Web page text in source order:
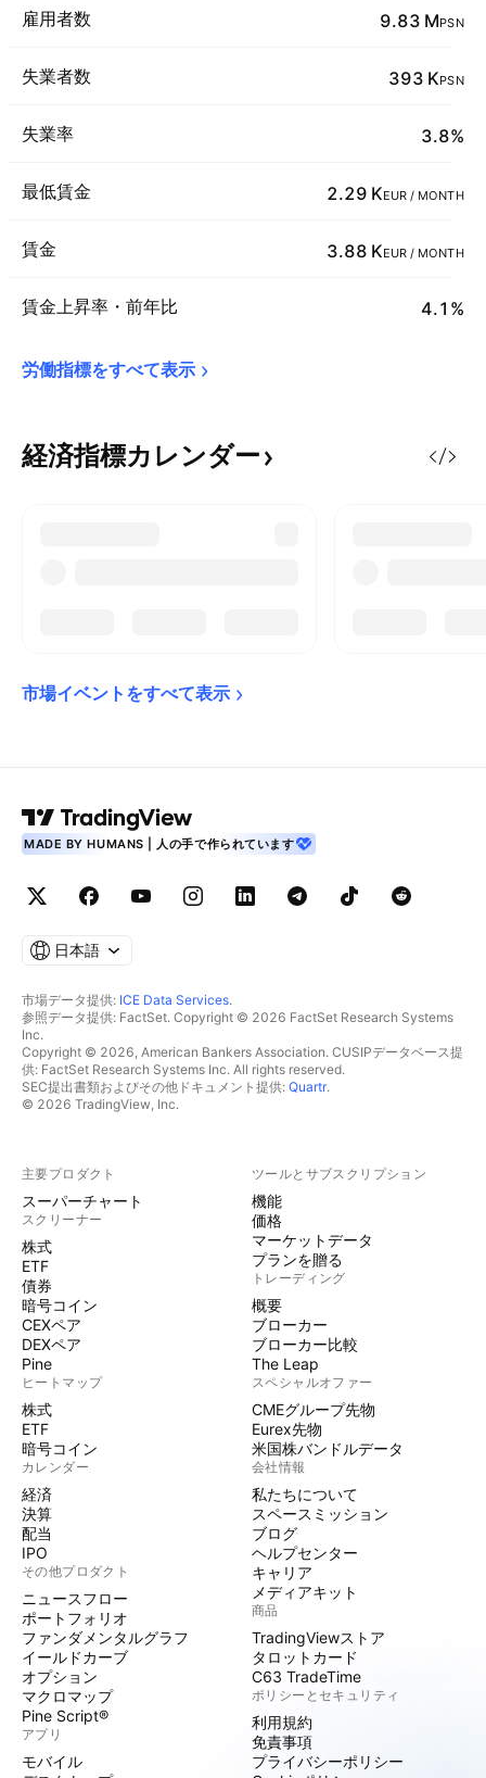
雇用者数 9.83 MPSN
失業者数 393 KPSN
失業率 3.8%
最低賃金 2.29 KEUR / MONTH
賃金 3.88 KEUR / MONTH
賃金上昇率・前年比 4.1%
労働指標をすべて表示
経済指標カレンダー
市場イベントをすべて表示
MADE BY HUMANS | 人の手で作られています
日本語
市場データ提供: ICE Data Services.
参照データ提供: FactSet. Copyright © 2026 FactSet Research Systems
Inc.
Copyright © 2026, American Bankers Association. CUSIPデータベース提
供: FactSet Research Systems Inc. All rights reserved.
SEC提出書類およびその他ドキュメント提供: Quartr.
© 2026 TradingView, Inc.
主要プロダクト
スーパーチャート
スクリーナー
株式
ETF
債券
暗号コイン
CEXペア
DEXペア
Pine
ヒートマップ
株式
ETF
暗号コイン
カレンダー
経済
決算
配当
IPO
その他プロダクト
ニュースフロー
ポートフォリオ
ファンダメンタルグラフ
イールドカーブ
オプション
マクロマップ
Pine Script®
アプリ
モバイル
ツールとサブスクリプション
機能
価格
マーケットデータ
プランを贈る
トレーディング
概要
ブローカー
ブローカー比較
The Leap
スペシャルオファー
CMEグループ先物
Eurex先物
米国株バンドルデータ
会社情報
私たちについて
スペースミッション
ブログ
ヘルプセンター
キャリア
メディアキット
商品
TradingViewストア
タロットカード
C63 TradeTime
ポリシーとセキュリティ
利用規約
免責事項
プライバシーポリシー